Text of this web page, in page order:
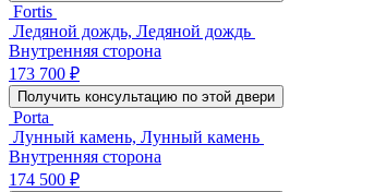
Fortis
Ледяной дождь, Ледяной дождь
Внутренняя сторона
173 700 ₽
Получить консультацию по этой двери
Porta
Лунный камень, Лунный камень
Внутренняя сторона
174 500 ₽